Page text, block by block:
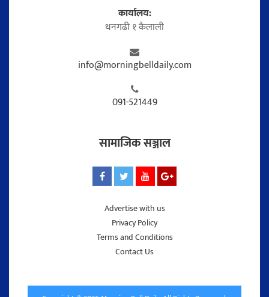
कार्यालय:
धनगढी १ कैलाली
info@morningbelldaily.com
091-521449
सामाजिक सञ्जाल
Advertise with us
Privacy Policy
Terms and Conditions
Contact Us